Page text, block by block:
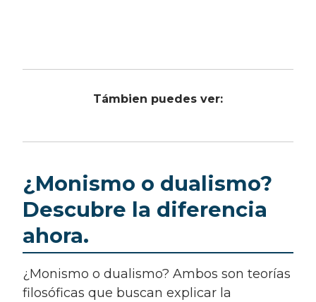
Támbien puedes ver:
¿Monismo o dualismo?
Descubre la diferencia
ahora.
¿Monismo o dualismo? Ambos son teorías
filosóficas que buscan explicar la